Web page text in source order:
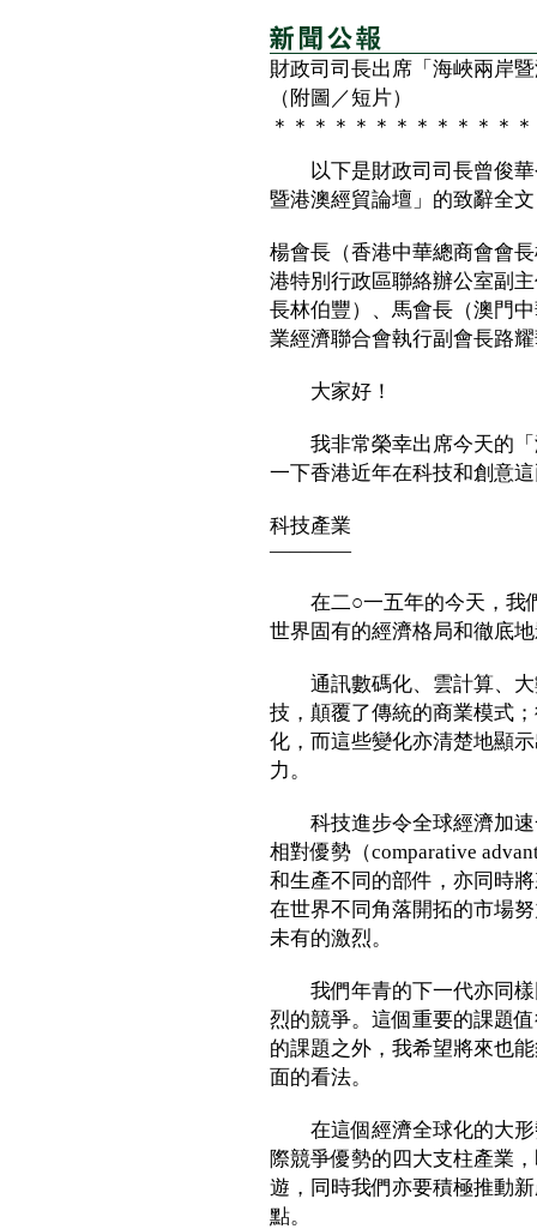
財政司司長出席「海峽兩岸
（附圖／短片）
＊＊＊＊＊＊＊＊＊＊＊＊
以下是財政司司長曾俊華
暨港澳經貿論壇」的致辭全
楊會長（香港中華總商會會
港特別行政區聯絡辦公室副
長林伯豐）、馬會長（澳門
業經濟聯合會執行副會長路
大家好！
我非常榮幸出席今天的「
一下香港近年在科技和創意
科技產業
————
在二○一五年的今天，我
世界固有的經濟格局和徹底
通訊數碼化、雲計算、大
技，顛覆了傳統的商業模式
化，而這些變化亦清楚地顯
力。
科技進步令全球經濟加速
相對優勢（comparative
和生產不同的部件，亦同時
在世界不同角落開拓的市場
未有的激烈。
我們年青的下一代亦同樣
烈的競爭。這個重要的課題
的課題之外，我希望將來也
面的看法。
在這個經濟全球化的大形
際競爭優勢的四大支柱產業
遊，同時我們亦要積極推動
點。